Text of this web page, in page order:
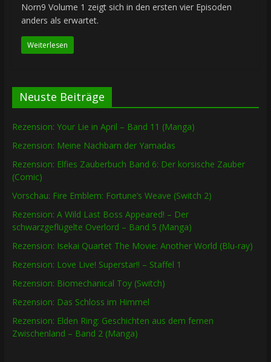
Norn9 Volume 1 zeigt sich in den ersten vier Episoden
anders als erwartet.
Weiterlesen
Neuste Beiträge
Rezension: Your Lie in April – Band 11 (Manga)
Rezension: Meine Nachbarn der Yamadas
Rezension: Elfies Zauberbuch Band 6: Der korsische Zauber
(Comic)
Vorschau: Fire Emblem: Fortune’s Weave (Switch 2)
Rezension: A Wild Last Boss Appeared! – Der
schwarzgeflügelte Overlord – Band 5 (Manga)
Rezension: Isekai Quartet The Movie: Another World (Blu-ray)
Rezension: Love Live! Superstar!! – Staffel 1
Rezension: Biomechanical Toy (Switch)
Rezension: Das Schloss im Himmel
Rezension: Elden Ring: Geschichten aus dem fernen
Zwischenland – Band 2 (Manga)